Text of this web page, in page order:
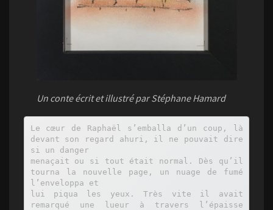
Un conte écrit et illustré par Stéphane Hamard
Le cœur de Raphaël s’emballa d’un coup, là
devant son regard ahuri, il ne pouvait dire
si un danger
menaçait ou si tout était normal. Dès qu’il
tourna la nouvelle page, un nuage de fumé
l’enveloppa et
lui piqua les yeux. Très vite il avait
remarqué une lueur à travers l’épaisse